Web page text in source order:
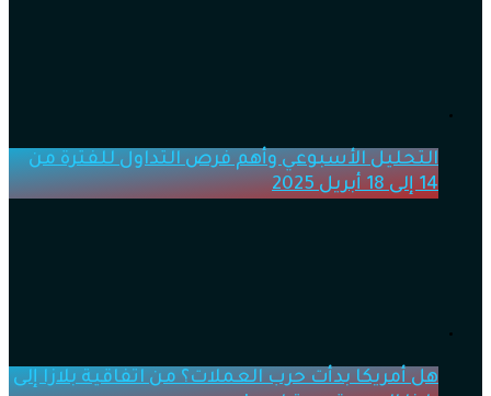
التحليل الأسبوعي وأهم فرص التداول للفترة من
14 إلى 18 أبريل 2025
هل أمريكا بدأت حرب العملات؟ من اتفاقية بلازا إلى